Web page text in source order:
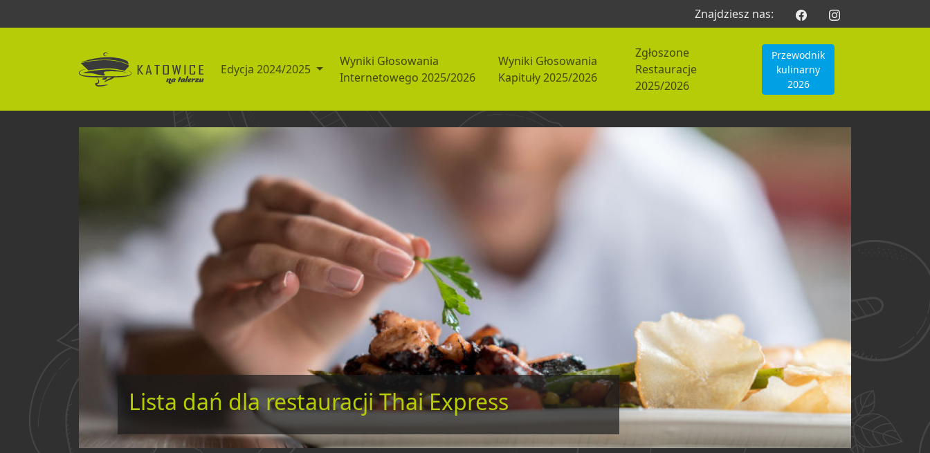
Znajdziesz nas:
Edycja 2024/2025
Wyniki Głosowania
Internetowego 2025/2026
Wyniki Głosowania
Kapituły 2025/2026
Zgłoszone
Restauracje
2025/2026
Przewodnik
kulinarny
2026
Lista dań dla restauracji Thai Express